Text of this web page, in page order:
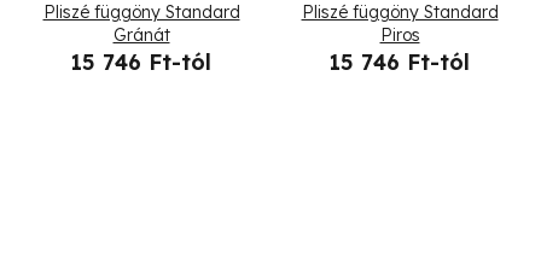
Pliszé függöny Standard
Gránát
15 746 Ft-tól
Pliszé függöny Standard
Piros
15 746 Ft-tól